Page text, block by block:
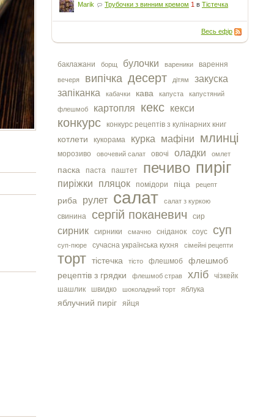
Marik Трубочки з винним кремом 1 вТістечка
Весь ефір
баклажани борщ булочки вареники варення
вечеря випічка десерт дітям
закуска
запіканка
кабачки кава капуста капустяний
флешмоб картопля кекс кекси
конкурс конкурс рецептів з кулінарних книг
котлети кукорама курка мафіни млинці
морозиво овочевий салат овочі оладки омлет
паска паста паштет печиво пиріг
пиріжки пляцок помідори піца рецепт
риба рулет салат салат з куркою
свинина сергiй поканевич сир
сирник сирники смачно сніданок соус суп
суп-пюре сучасна українська кухня сімейні рецепти
торт тістечка тісто флешмоб
флешмоб
рецептів з грядки
флешмоб страв хліб
чізкейк
шашлик
швидко шоколадний торт яблука
яблучний пиріг яйця